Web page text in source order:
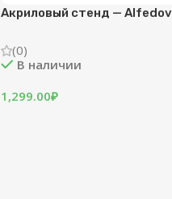
Акриловый стенд — Alfedov
(0)
В наличии
1,299.00₽